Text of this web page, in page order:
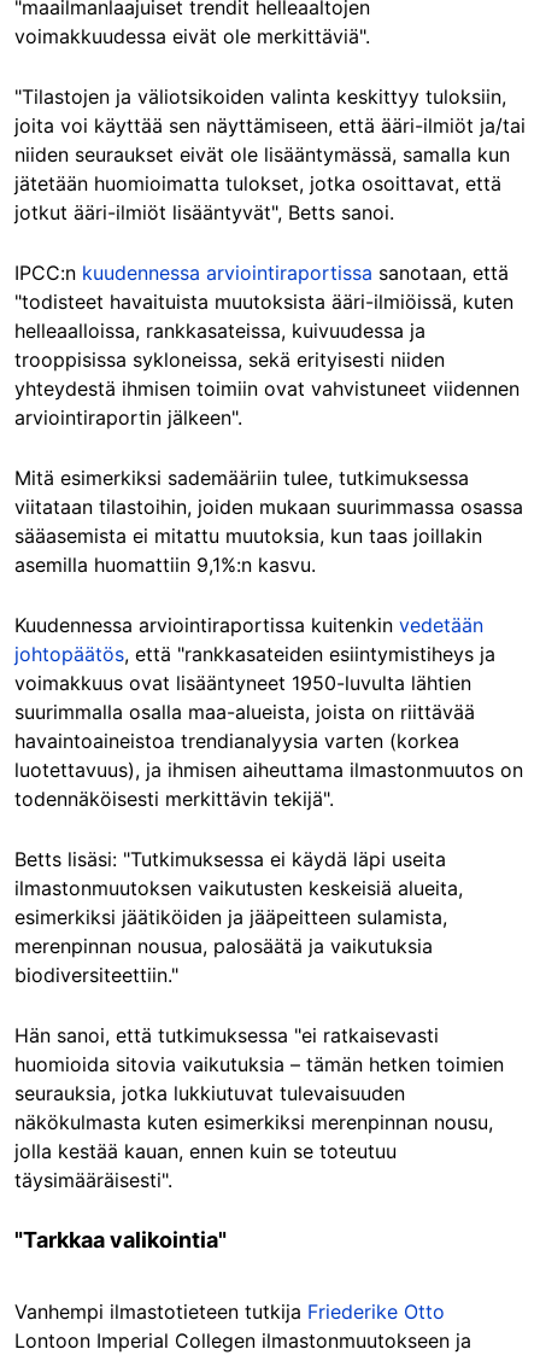
"maailmanlaajuiset trendit helleaaltojen
voimakkuudessa eivät ole merkittäviä".
"Tilastojen ja väliotsikoiden valinta keskittyy tuloksiin,
joita voi käyttää sen näyttämiseen, että ääri-ilmiöt ja/tai
niiden seuraukset eivät ole lisääntymässä, samalla kun
jätetään huomioimatta tulokset, jotka osoittavat, että
jotkut ääri-ilmiöt lisääntyvät", Betts sanoi.
IPCC:n kuudennessa arviointiraportissa sanotaan, että
"todisteet havaituista muutoksista ääri-ilmiöissä, kuten
helleaalloissa, rankkasateissa, kuivuudessa ja
trooppisissa sykloneissa, sekä erityisesti niiden
yhteydestä ihmisen toimiin ovat vahvistuneet viidennen
arviointiraportin jälkeen".
Mitä esimerkiksi sademääriin tulee, tutkimuksessa
viitataan tilastoihin, joiden mukaan suurimmassa osassa
sääasemista ei mitattu muutoksia, kun taas joillakin
asemilla huomattiin 9,1%:n kasvu.
Kuudennessa arviointiraportissa kuitenkin vedetään
johtopäätös, että "rankkasateiden esiintymistiheys ja
voimakkuus ovat lisääntyneet 1950-luvulta lähtien
suurimmalla osalla maa-alueista, joista on riittävää
havaintoaineistoa trendianalyysia varten (korkea
luotettavuus), ja ihmisen aiheuttama ilmastonmuutos on
todennäköisesti merkittävin tekijä".
Betts lisäsi: "Tutkimuksessa ei käydä läpi useita
ilmastonmuutoksen vaikutusten keskeisiä alueita,
esimerkiksi jäätiköiden ja jääpeitteen sulamista,
merenpinnan nousua, palosäätä ja vaikutuksia
biodiversiteettiin."
Hän sanoi, että tutkimuksessa "ei ratkaisevasti
huomioida sitovia vaikutuksia – tämän hetken toimien
seurauksia, jotka lukkiutuvat tulevaisuuden
näkökulmasta kuten esimerkiksi merenpinnan nousu,
jolla kestää kauan, ennen kuin se toteutuu
täysimääräisesti".
"Tarkkaa valikointia"
Vanhempi ilmastotieteen tutkija Friederike Otto
Lontoon Imperial Collegen ilmastonmuutokseen ja